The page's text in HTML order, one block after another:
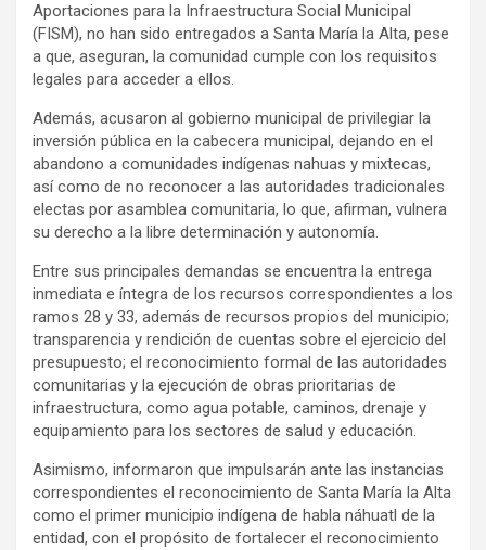
Aportaciones para la Infraestructura Social Municipal
(FISM), no han sido entregados a Santa María la Alta, pese
a que, aseguran, la comunidad cumple con los requisitos
legales para acceder a ellos.
Además, acusaron al gobierno municipal de privilegiar la
inversión pública en la cabecera municipal, dejando en el
abandono a comunidades indígenas nahuas y mixtecas,
así como de no reconocer a las autoridades tradicionales
electas por asamblea comunitaria, lo que, afirman, vulnera
su derecho a la libre determinación y autonomía.
Entre sus principales demandas se encuentra la entrega
inmediata e íntegra de los recursos correspondientes a los
ramos 28 y 33, además de recursos propios del municipio;
transparencia y rendición de cuentas sobre el ejercicio del
presupuesto; el reconocimiento formal de las autoridades
comunitarias y la ejecución de obras prioritarias de
infraestructura, como agua potable, caminos, drenaje y
equipamiento para los sectores de salud y educación.
Asimismo, informaron que impulsarán ante las instancias
correspondientes el reconocimiento de Santa María la Alta
como el primer municipio indígena de habla náhuatl de la
entidad, con el propósito de fortalecer el reconocimiento